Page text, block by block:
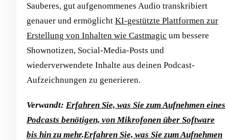
Sauberes, gut aufgenommenes Audio transkribiert
genauer und ermöglicht KI-gestützte Plattformen zur
Erstellung von Inhalten wie Castmagic um bessere
Shownotizen, Social-Media-Posts und
wiederverwendete Inhalte aus deinen Podcast-
Aufzeichnungen zu generieren.
Verwandt: Erfahren Sie, was Sie zum Aufnehmen eines
Podcasts benötigen, von Mikrofonen über Software
bis hin zu mehr.Erfahren Sie, was Sie zum Aufnehmen